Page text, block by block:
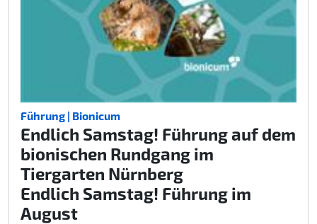
Führung | Bionicum
Endlich Samstag! Führung auf dem
bionischen Rundgang im
Tiergarten Nürnberg
Endlich Samstag! Führung im
August